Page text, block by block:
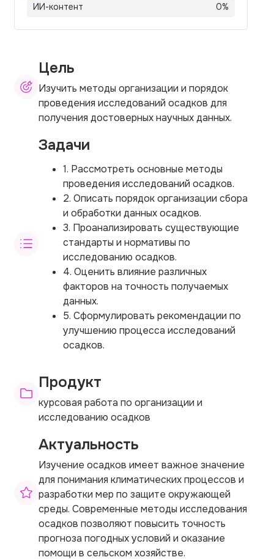
ИИ-контент
0%
Цель
Изучить методы организации и порядок
проведения исследований осадков для
получения достоверных научных данных.
Задачи
1. Рассмотреть основные методы
проведения исследований осадков.
2. Описать порядок организации сбора
и обработки данных осадков.
3. Проанализировать существующие
стандарты и нормативы по
исследованию осадков.
4. Оценить влияние различных
факторов на точность получаемых
данных.
5. Сформулировать рекомендации по
улучшению процесса исследований
осадков.
Продукт
курсовая работа по организации и
исследованию осадков
Актуальность
Изучение осадков имеет важное значение
для понимания климатических процессов и
разработки мер по защите окружающей
среды. Современные методы исследования
осадков позволяют повысить точность
прогноза погодных условий и оказание
помощи в сельском хозяйстве.